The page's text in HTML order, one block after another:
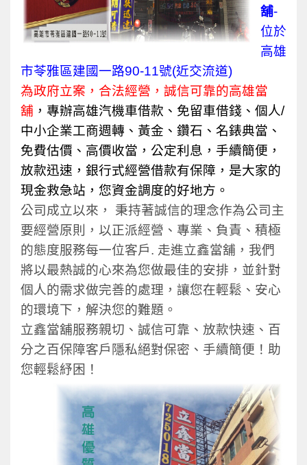
舖-
位於
高雄
市苓雅區建國一路90-11號(近交流道)
為政府立案，合法經營，誠信可靠的高雄當
舖 ，專辦高雄汽機車借款、免留車借錢、個人/
中小企業工商週轉、黃金、鑽石、名錶典當、
免費估價、高價收當，公定利息，手續簡便，
放款迅速，銀行式經營借款有保障，是大家的
現金救急站，您資金調度的好地方。
公司成立以來， 秉持著誠信的理念作為公司主
要經營原則，以正派經營、專業、負責、積極
的態度服務每一位客戶. 走進立鑫當舖，我們
將以最熱誠的心來為您做最佳的安排，並針對
個人的需求做完善的處理，讓您在輕鬆、安心
的環境下，解決您的難題。
立鑫當舖服務親切、誠信可靠、放款快速、百
分之百保障客戶隱私絕對保密、手續簡便！助
您輕鬆紓困！